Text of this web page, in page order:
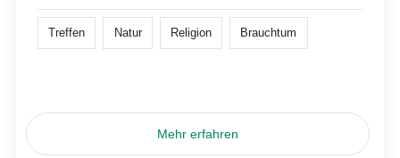
Treffen Natur Religion Brauchtum
Mehr erfahren